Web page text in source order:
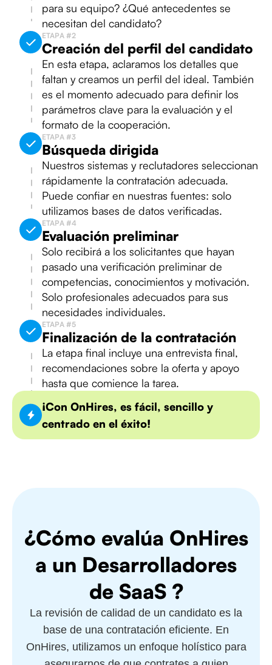
para su equipo? ¿Qué antecedentes se
necesitan del candidato?
ETAPA #2
Creación del perfil del candidato
En esta etapa, aclaramos los detalles que
faltan y creamos un perfil del ideal. También
es el momento adecuado para definir los
parámetros clave para la evaluación y el
formato de la cooperación.
ETAPA #3
Búsqueda dirigida
Nuestros sistemas y reclutadores seleccionan
rápidamente la contratación adecuada.
Puede confiar en nuestras fuentes: solo
utilizamos bases de datos verificadas.
ETAPA #4
Evaluación preliminar
Solo recibirá a los solicitantes que hayan
pasado una verificación preliminar de
competencias, conocimientos y motivación.
Solo profesionales adecuados para sus
necesidades individuales.
ETAPA #5
Finalización de la contratación
La etapa final incluye una entrevista final,
recomendaciones sobre la oferta y apoyo
hasta que comience la tarea.
¡Con OnHires, es fácil, sencillo y
centrado en el éxito!
¿Cómo evalúa OnHires
a un Desarrolladores
de SaaS ?
La revisión de calidad de un candidato es la
base de una contratación eficiente. En
OnHires, utilizamos un enfoque holístico para